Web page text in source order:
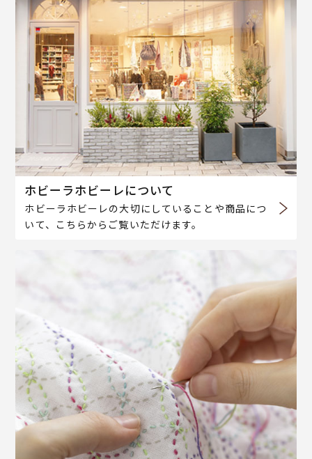
ホビーラホビーレについて
ホビーラホビーレの大切にしていることや商品につ
いて、こちらからご覧いただけます。